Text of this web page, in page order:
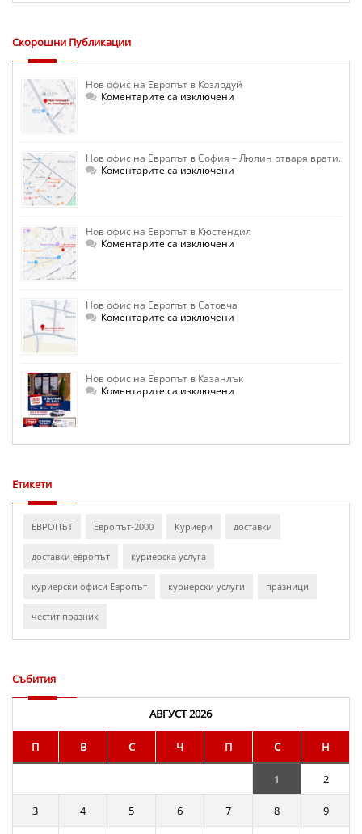
Скорошни Публикации
Нов офис на Европът в Козлодуй
Коментарите са изключени
Козлодуй
Нов офис на Европът в София – Люлин отваря врати.
Коментарите са изключени
София
Нов офис на Европът в Кюстендил
Коментарите са изключени
Кюстендил
Нов офис на Европът в Сатовча
Коментарите са изключени
Сатовча
Нов офис на Европът в Казанлък
Коментарите са изключени
в
Етикети
ЕВРОПЪТ Европът-2000 Куриери доставки
доставки европът куриерска услуга
куриерски офиси Европът куриерски услуги празници
честит празник
Събития
АВГУСТ 2026
П В С Ч П С Н
1 2
3 4 5 6 7 8 9